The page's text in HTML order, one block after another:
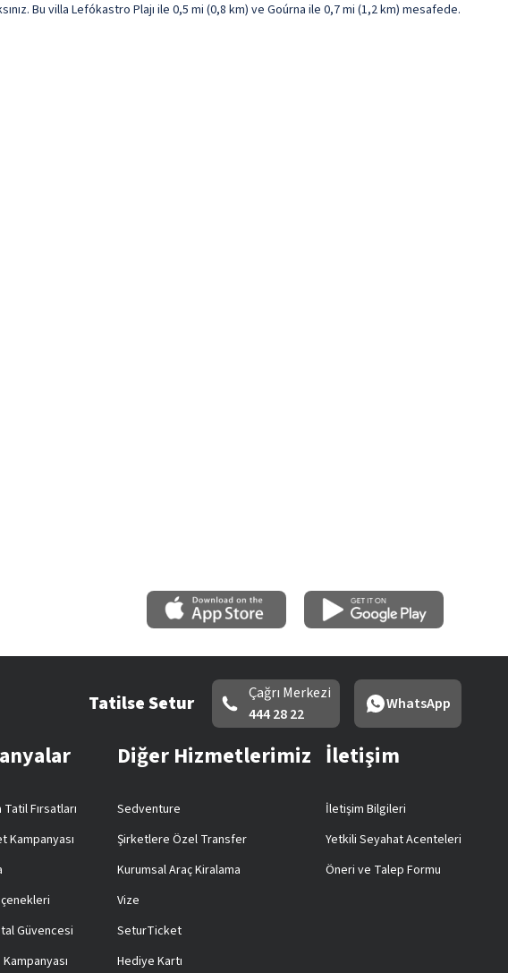
Bu villa Lefókastro Plajı ile 0,5 mi (0,8 km) ve Goúrna ile 0,7 mi (1,2 km) mesafede.
Tatilse Setur
Çağrı Merkezi
444 28 22
WhatsApp
Fırsatları
Kampanyası
Güvencesi
Diğer Hizmetlerimiz
Sedventure
Şirketlere Özel Transfer
Kurumsal Araç Kiralama
Vize
SeturTicket
Hediye Kartı
İletişim
İletişim Bilgileri
Yetkili Seyahat Acenteleri
Öneri ve Talep Formu